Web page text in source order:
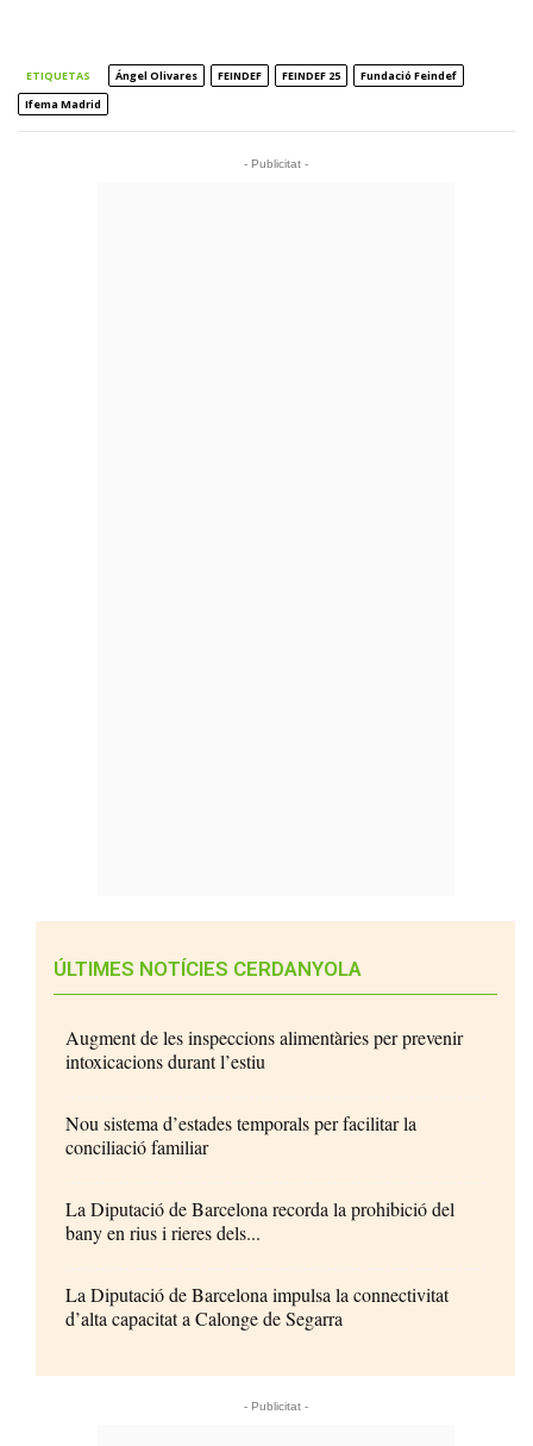
ETIQUETAS Ángel Olivares FEINDEF FEINDEF 25
Fundació Feindef
Ifema Madrid
- Publicitat -
ÚLTIMES NOTÍCIES CERDANYOLA
Augment de les inspeccions alimentàries per prevenir
intoxicacions durant l’estiu
Nou sistema d’estades temporals per facilitar la
conciliació familiar
La Diputació de Barcelona recorda la prohibició del
bany en rius i rieres dels...
La Diputació de Barcelona impulsa la connectivitat
d’alta capacitat a Calonge de Segarra
- Publicitat -